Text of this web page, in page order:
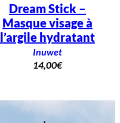
Dream Stick –
Masque visage à
l’argile hydratant
Inuwet
14,00€